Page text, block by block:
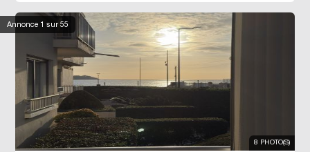
Annonce 1 sur 55
8 PHOTO(S)